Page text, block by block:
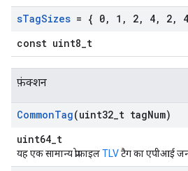
sTagSizes = { 0, 1 , 2, 4, 2, 4
const uint8_t
फ़ंक्शन
CommonTag(uint32 t tagNum)
uint64_t
यह एक सामान्य प्रोफ़ाइलTLVटैग का एपीआई